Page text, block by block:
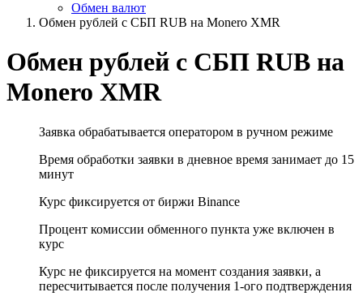
Обмен валют
Обмен рублей с СБП RUB на Monero XMR
Обмен рублей с СБП RUB на
Monero XMR
Заявка обрабатывается оператором в ручном режиме
Время обработки заявки в дневное время занимает до 15
минут
Курс фиксируется от биржи Binance
Процент комиссии обменного пункта уже включен в
курс
Курс не фиксируется на момент создания заявки, а
пересчитывается после получения 1-ого подтверждения